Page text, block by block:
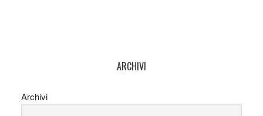
ARCHIVI
Archivi